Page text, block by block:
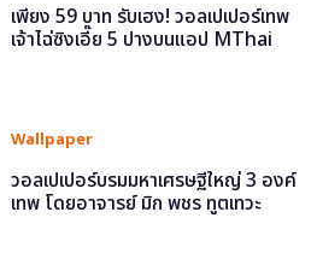
เพียง 59 บาท รับเฮง! วอลเปเปอร์เทพ
เจ้าไฉ่ซิงเอี๊ย 5 ปางบนแอป MThai
Wallpaper
วอลเปเปอร์บรมมหาเศรษฐีใหญ่ 3 องค์
เทพ โดยอาจารย์ มิก พชร ทูตเทวะ